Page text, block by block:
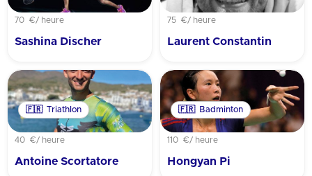
70 €/ heure
Sashina Discher
75 €/ heure
Laurent Constantin
🇫🇷 Triathlon
40 €/ heure
Antoine Scortatore
🇫🇷 Badminton
110 €/ heure
Hongyan Pi